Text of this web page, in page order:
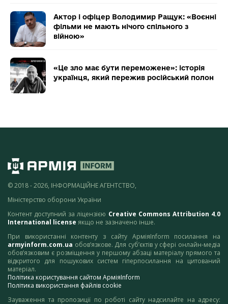
Актор і офіцер Володимир Ращук: «Воєнні
фільми не мають нічого спільного з
війною»
«Це зло має бути переможене»: історія
українця, який пережив російський полон
© 2018 - 2026, ІНФОРМАЦІЙНЕ АГЕНТСТВО,
Міністерство оборони України
Контент доступний за ліцензією Creative Commons Attribution 4.0
International license якщо не зазначено інше.
При використанні контенту з сайту АрміяInform посилання на
armyinform.com.ua обов’язкове. Для суб’єктів у сфері онлайн-медіа
обов’язковим є розміщення у першому абзаці матеріалу прямого та
відкритого для пошукових систем гіперпосилання на цитований
матеріал.
Політика користування сайтом АрміяInform
Політика використання файлів cookie
Зауваження та пропозиції по роботі сайту надсилайте на адресу: